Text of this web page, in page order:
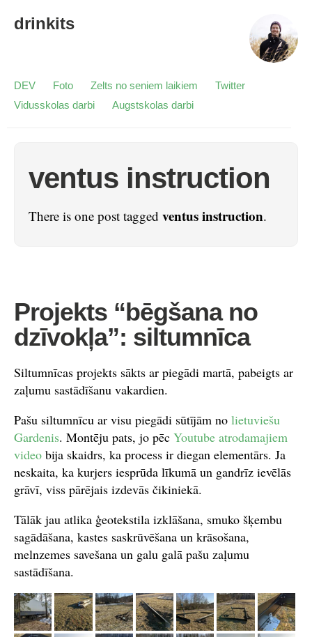
drinkits
DEV Foto Zelts no seniem laikiem
Twitter
Vidusskolas darbi
Augstskolas darbi
ventus instruction
There is one post tagged ventus instruction.
Projekts “bēgšana no
dzīvokļa”: siltumnīca
Siltumnīcas projekts sākts ar piegādi martā, pabeigts ar
zaļumu sastādīšanu vakardien.
Pašu siltumnīcu ar visu piegādi sūtījām no lietuviešu
Gardenis. Montēju pats, jo pēc Youtube atrodamajiem
video bija skaidrs, ka process ir diegan elementārs. Ja
neskaita, ka kurjers iesprūda līkumā un gandrīz ievēlās
grāvī, viss pārējais izdevās čikiniekā.
Tālāk jau atlika ģeotekstila izklāšana, smuko šķembu
sagādāšana, kastes saskrūvēšana un krāsošana,
melnzemes savešana un galu galā pašu zaļumu
sastādīšana.